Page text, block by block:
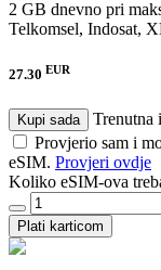
2 GB dnevno pri
Telkomsel, Indosat,
27.30 EUR
Kupi sada
Trenutna
Provjerio sam i
eSIM. Provjeri ovdje
Koliko eSIM-ova
Plati karticom